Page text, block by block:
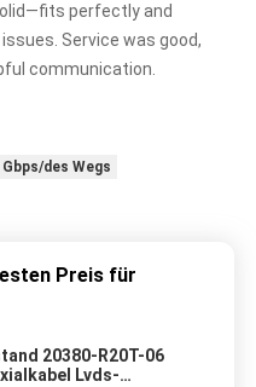
perfectly and
Service was good,
communication.
des Wegs
Preis für
20380-R20T-06
Lvds-